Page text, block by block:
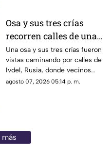
Osa y sus tres crías
recorren calles de una
ciudad en Rusia
Una osa y sus tres crías fueron
vistas caminando por calles de
Ivdel, Rusia, donde vecinos
reportan un aumento en los
agosto 07, 2026 05:14 p. m.
más